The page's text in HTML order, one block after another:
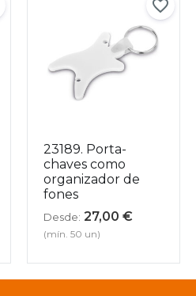
23189. Porta-
chaves como
organizador de
fones
Desde: 27,00 €
(mín. 50 un)